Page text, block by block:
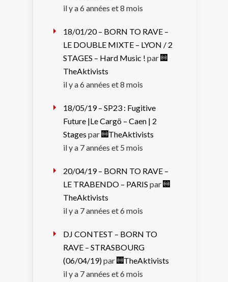
il y a 6 années et 8 mois
18/01/20 – BORN TO RAVE –
LE DOUBLE MIXTE – LYON / 2
STAGES – Hard Music ! par
TheAktivists
il y a 6 années et 8 mois
18/05/19 – SP23 : Fugitive
Future |Le Cargö – Caen | 2
Stages par
TheAktivists
il y a 7 années et 5 mois
20/04/19 – BORN TO RAVE –
LE TRABENDO – PARIS par
TheAktivists
il y a 7 années et 6 mois
DJ CONTEST – BORN TO
RAVE – STRASBOURG
(06/04/19)par
TheAktivists
il y a 7 années et 6 mois